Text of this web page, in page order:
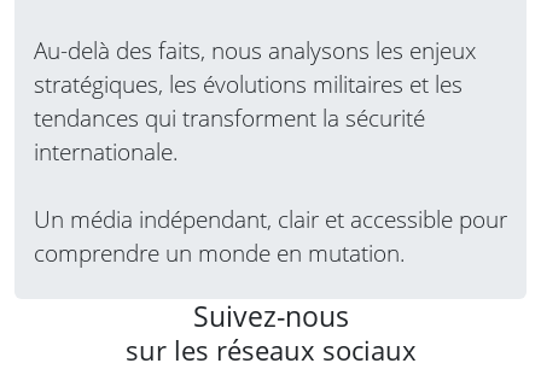
Au-delà des faits, nous analysons les enjeux
stratégiques, les évolutions militaires et les
tendances qui transforment la sécurité
internationale.
Un média indépendant, clair et accessible pour
comprendre un monde en mutation.
Suivez-nous
sur les réseaux sociaux